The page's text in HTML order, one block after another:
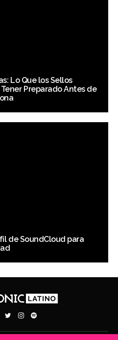
Lo Que los Sellos
Preparado Antes de
de SoundCloud para